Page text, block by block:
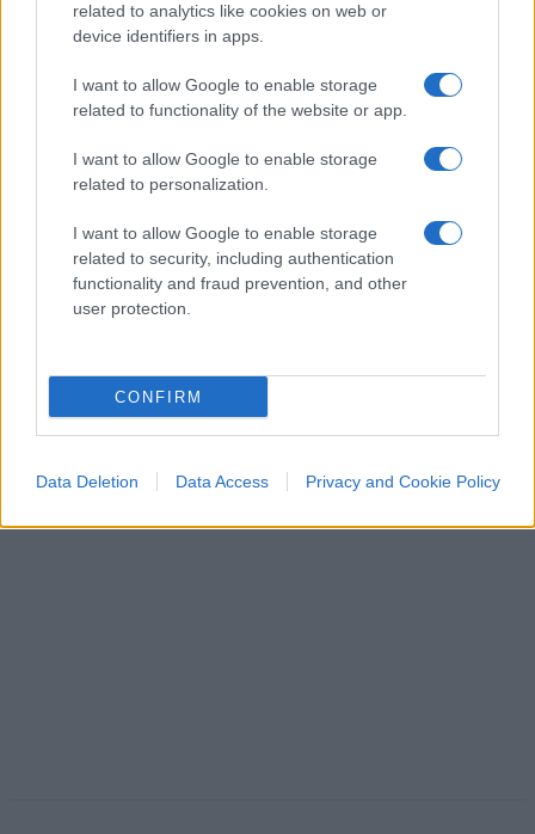
related to analytics like cookies on web or
device identifiers in apps.
I want to allow Google to enable storage
related to functionality of the website or app.
I want to allow Google to enable storage
related to personalization.
I want to allow Google to enable storage
related to security, including authentication
functionality and fraud prevention, and other
user protection.
CONFIRM
Data Deletion Data Access Privacy and Cookie Policy
C’è poi un tema di principio: l’abbonamento è un
contratto, non una proprietà piena ed è dunque
quelle legate al rinnovo. Ma la libertà contrattuale
partita — non dovrebbe essere sacrificata
sull’altare di un problema che riguarda una
minoranza di speculatori.
Ivan Mazzoletti, 6 agosto 2026